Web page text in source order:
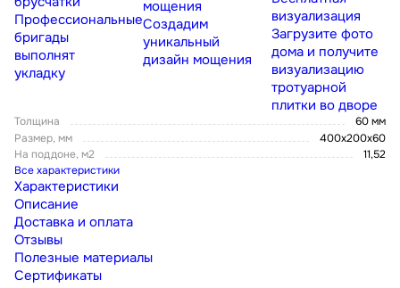
Профессиональные
бригады
выполнят
укладку
мощения
Создадим
уникальный
дизайн мощения
визуализация
Загрузите фото
дома и получите
визуализацию
тротуарной
плитки во дворе
Толщина
60 мм
Размер, мм
400х200х60
На поддоне, м2
11,52
Все характеристики
Характеристики
Описание
Доставка и оплата
Отзывы
Полезные материалы
Сертификаты